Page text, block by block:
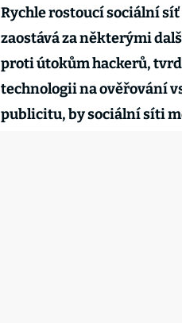
Rychle rostoucí sociální
zaostává za některými
proti útokům hackerů,
technologii na ověřování
publicitu, by sociální síti